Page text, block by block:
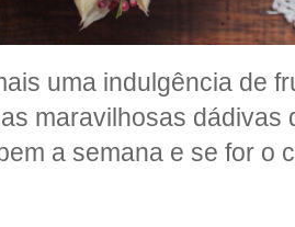
uma indulgência de
maravilhosas dádivas
a semana e se for o